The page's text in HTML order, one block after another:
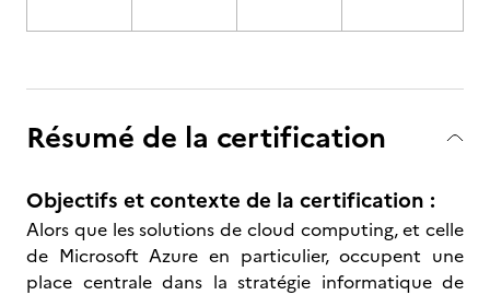
Résumé de la certification
Objectifs et contexte de la certification :
Alors que les solutions de cloud computing, et celle
de Microsoft Azure en particulier, occupent une
place centrale dans la stratégie informatique de